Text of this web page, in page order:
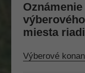
miesta
Výberové